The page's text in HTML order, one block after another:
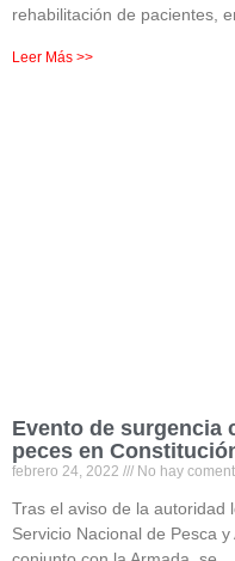
rehabilitación de pacientes,
Leer Más >>
Evento de surgencia
peces en
febrero 24, 2022 No hay
Tras el aviso de la autoridad
Servicio Nacional de Pesca